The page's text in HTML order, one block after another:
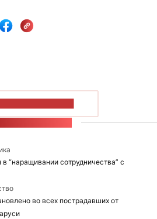
“наращивании сотрудничества” с
во всех пострадавших от